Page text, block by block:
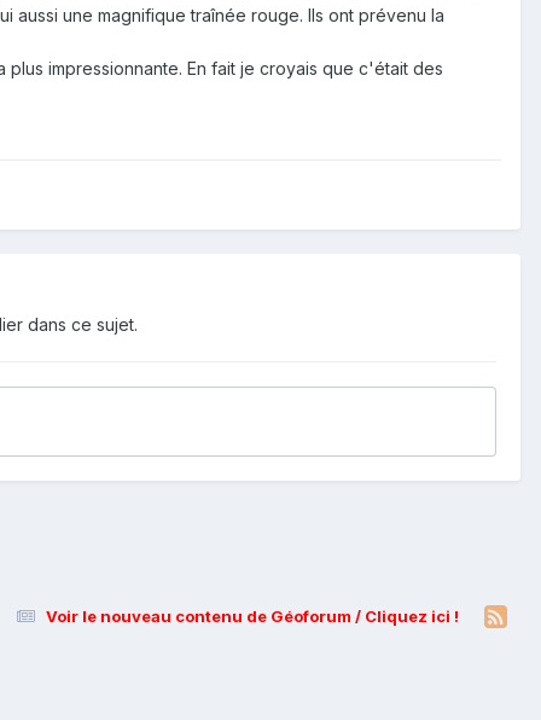
aussi une magnifique traînée rouge. Ils ont prévenu la
impressionnante. En fait je croyais que c'était des
dans ce sujet.
Voir le nouveau contenu de Géoforum / Cliquez ici !